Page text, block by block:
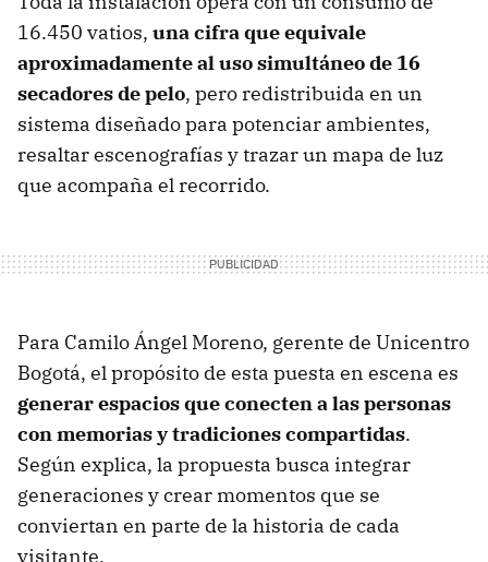
16.450 vatios, una cifra que equivale
aproximadamente al uso simultáneo de 16
secadores de pelo, pero redistribuida en un
sistema diseñado para potenciar ambientes,
resaltar escenografías y trazar un mapa de luz
que acompaña el recorrido.
Para Camilo Ángel Moreno, gerente de Unicentro
Bogotá, el propósito de esta puesta en escena es
generar espacios que conecten a las personas
con memorias y tradiciones compartidas.
Según explica, la propuesta busca integrar
generaciones y crear momentos que se
conviertan en parte de la historia de cada
visitante.